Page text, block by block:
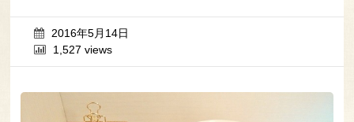
2016年5月14日
1,527 views